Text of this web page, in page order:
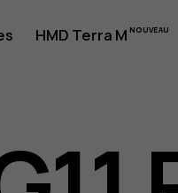
HMD Terra M